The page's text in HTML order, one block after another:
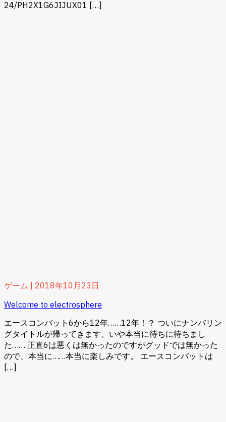
24/PH2X1G6JIJUX01 […]
ゲーム | 2018年10月23日
Welcome to electrosphere
エースコンバット6から12年……12年！？ ついにナンバリン
グタイトルが帰ってきます、いや本当に待ちに待ちまし
た…… 正直6は悪くは無かったのですがグッドでは無かった
ので、本当に……本当に楽しみです。 エースコンバットは
[…]